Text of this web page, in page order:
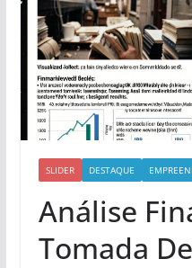
SLIDER DESTAQUE
Análise
Tomada